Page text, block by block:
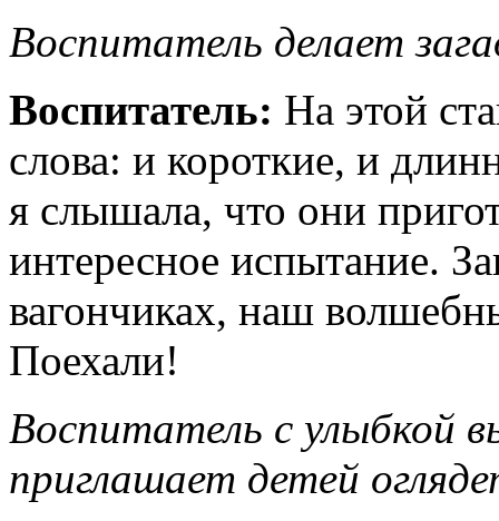
Воспитатель делает
Воспитатель: На этой
слова: и короткие, и
я слышала, что они
интересное испытание.
вагончиках, наш
Поехали!
Воспитатель с улыбкой
приглашает детей